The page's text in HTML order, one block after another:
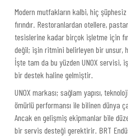
Modern mutfakların kalbi, hiç
fırındır. Restoranlardan otellere,
tesislerine kadar birçok işletme için
değil; işin ritmini belirleyen bir unsur,
İşte tam da bu yüzden UNOX servisi,
bir destek haline gelmiştir.
UNOX markası; sağlam yapısı,
ömürlü performansı ile bilinen dünya
Ancak en gelişmiş ekipmanlar bile
bir servis desteği gerektirir. BRT